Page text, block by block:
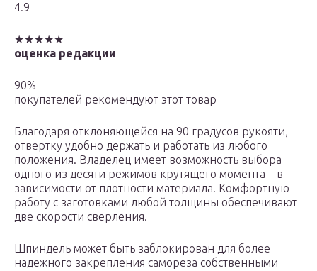
4.9
★★★★★
оценка редакции
90%
покупателей рекомендуют этот товар
Благодаря отклоняющейся на 90 градусов рукояти,
отвертку удобно держать и работать из любого
положения. Владелец имеет возможность выбора
одного из десяти режимов крутящего момента – в
зависимости от плотности материала. Комфортную
работу с заготовками любой толщины обеспечивают
две скорости сверления.
Шпиндель может быть заблокирован для более
надежного закрепления самореза собственными